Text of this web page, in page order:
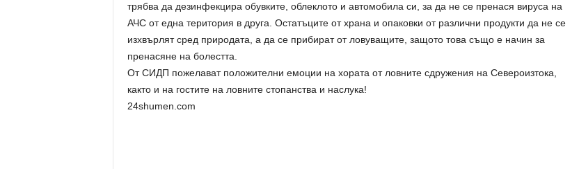
трябва да дезинфекцира обувките, облеклото и автомобила си, за да не се пренася вируса на
АЧС от една територия в друга. Остатъците от храна и опаковки от различни продукти да не се
изхвърлят сред природата, а да се прибират от ловуващите, защото това също е начин за
пренасяне на болестта.
От СИДП пожелават положителни емоции на хората от ловните сдружения на Североизтока,
както и на гостите на ловните стопанства и наслука!
24shumen.com